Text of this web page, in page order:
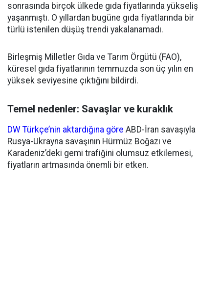
sonrasında birçok ülkede gıda fiyatlarında yükseliş
yaşanmıştı. O yıllardan bugüne gıda fiyatlarında bir
türlü istenilen düşüş trendi yakalanamadı.
Birleşmiş Milletler Gıda ve Tarım Örgütü (FAO),
küresel gıda fiyatlarının temmuzda son üç yılın en
yüksek seviyesine çıktığını bildirdi.
Temel nedenler: Savaşlar ve kuraklık
DW Türkçe’nin aktardığına göre ABD-İran savaşıyla
Rusya-Ukrayna savaşının Hürmüz Boğazı ve
Karadeniz’deki gemi trafiğini olumsuz etkilemesi,
fiyatların artmasında önemli bir etken.